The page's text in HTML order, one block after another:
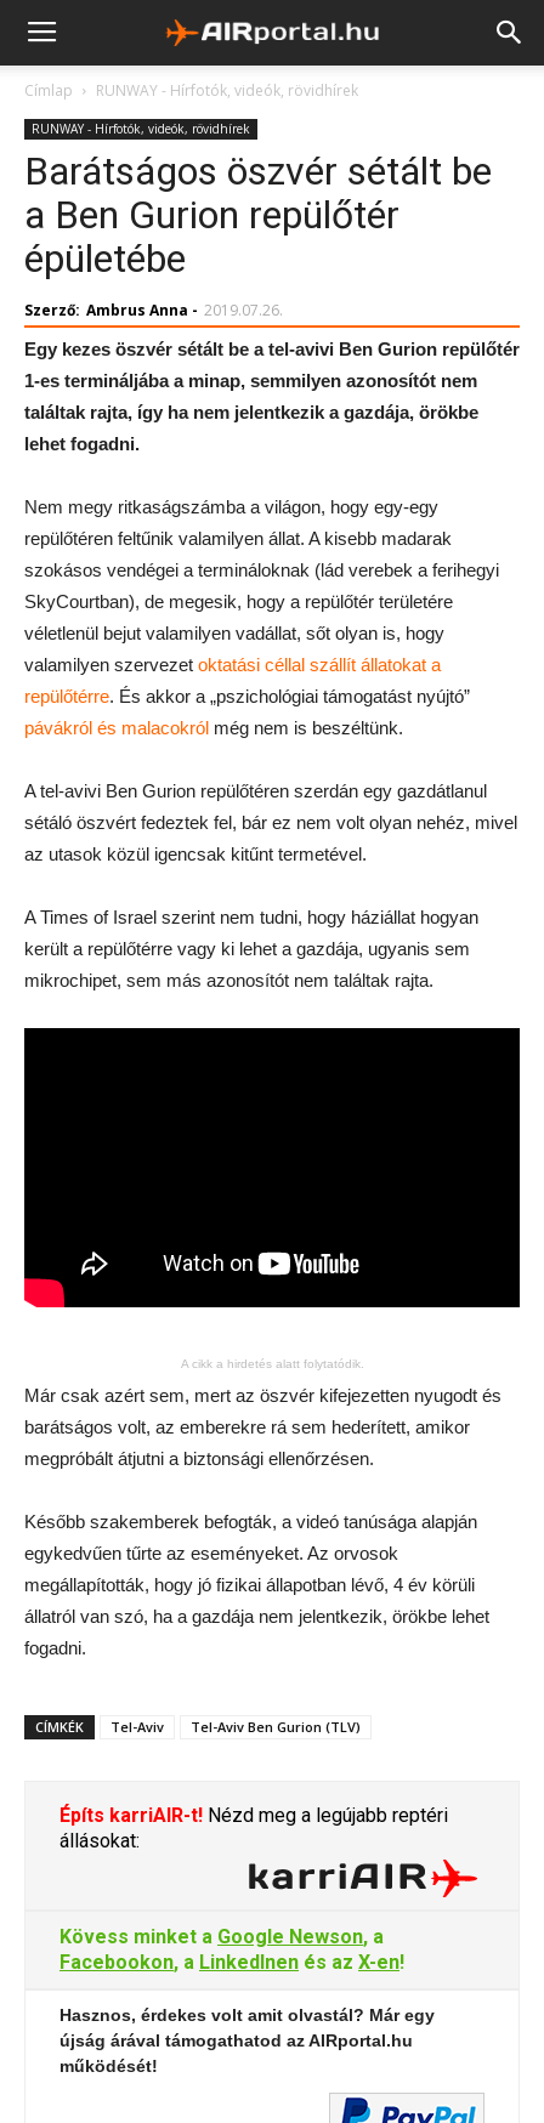
Címlap RUNWAY - Hírfotók, videók, rövidhírek
RUNWAY - Hírfotók, videók, rövidhírek
Barátságos öszvér sétált be
a Ben Gurion repülőtér
épületébe
Szerző: Ambrus Anna - 2019.07.26.
Egy kezes öszvér sétált be a tel-avivi Ben Gurion repülőtér
1-es termináljába a minap, semmilyen azonosítót nem
találtak rajta, így ha nem jelentkezik a gazdája, örökbe
lehet fogadni.
Nem megy ritkaságszámba a világon, hogy egy-egy
repülőtéren feltűnik valamilyen állat. A kisebb madarak
szokásos vendégei a termináloknak (lád verebek a ferihegyi
SkyCourtban), de megesik, hogy a repülőtér területére
véletlenül bejut valamilyen vadállat, sőt olyan is, hogy
valamilyen szervezet oktatási céllal szállít állatokat a
repülőtérre. És akkor a „pszichológiai támogatást nyújtó”
pávákról és malacokról még nem is beszéltünk.
A tel-avivi Ben Gurion repülőtéren szerdán egy gazdátlanul
sétáló öszvért fedeztek fel, bár ez nem volt olyan nehéz, mivel
az utasok közül igencsak kitűnt termetével.
A Times of Israel szerint nem tudni, hogy háziállat hogyan
került a repülőtérre vagy ki lehet a gazdája, ugyanis sem
mikrochipet, sem más azonosítót nem találtak rajta.
A cikk a hirdetés alatt folytatódik.
Már csak azért sem, mert az öszvér kifejezetten nyugodt és
barátságos volt, az emberekre rá sem hederített, amikor
megpróbált átjutni a biztonsági ellenőrzésen.
Később szakemberek befogták, a videó tanúsága alapján
egykedvűen tűrte az eseményeket. Az orvosok
megállapították, hogy jó fizikai állapotban lévő, 4 év körüli
állatról van szó, ha a gazdája nem jelentkezik, örökbe lehet
fogadni.
CÍMKÉK Tel-Aviv Tel-Aviv Ben Gurion (TLV)
Építs karriAIR-t! Nézd meg a legújabb reptéri
állásokat:
Kövess minket a Google Newson, a
Facebookon, a LinkedInen és az X-en!
Hasznos, érdekes volt amit olvastál? Már egy
újság árával támogathatod az AIRportal.hu
működését!